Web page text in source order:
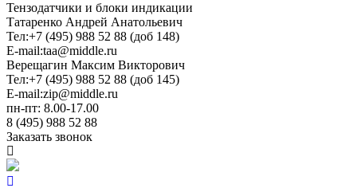
Тензодатчики и блоки индикации
Татаренко Андрей Анатольевич
Тел:+7 (495) 988 52 88 (доб 148)
E-mail:taa@middle.ru
Верещагин Максим Викторович
Тел:+7 (495) 988 52 88 (доб 145)
E-mail:zip@middle.ru
пн-пт: 8.00-17.00
8 (495) 988 52 88
Заказать звонок